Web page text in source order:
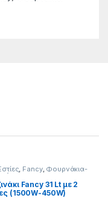
, Fancy, Φουρνάκια-
Fancy 31 Lt με 2
(1500W-450W)